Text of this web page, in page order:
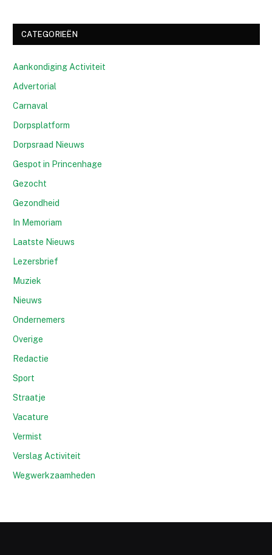
CATEGORIEËN
Aankondiging Activiteit
Advertorial
Carnaval
Dorpsplatform
Dorpsraad Nieuws
Gespot in Princenhage
Gezocht
Gezondheid
In Memoriam
Laatste Nieuws
Lezersbrief
Muziek
Nieuws
Ondernemers
Overige
Redactie
Sport
Straatje
Vacature
Vermist
Verslag Activiteit
Wegwerkzaamheden